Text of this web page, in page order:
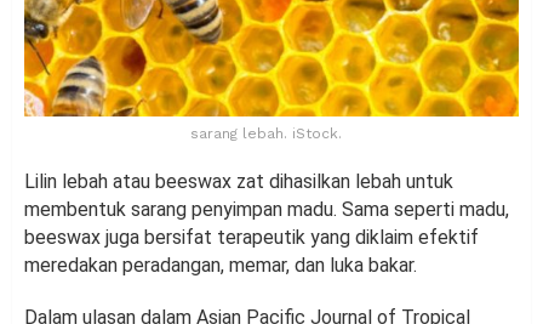
sarang lebah. iStock.
Lilin lebah atau beeswax zat dihasilkan lebah untuk
membentuk sarang penyimpan madu. Sama seperti madu,
beeswax juga bersifat terapeutik yang diklaim efektif
meredakan peradangan, memar, dan luka bakar.
Dalam ulasan dalam Asian Pacific Journal of Tropical